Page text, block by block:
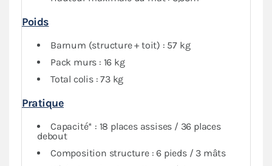
Poids
Barnum (structure + toit) : 57 kg
Pack murs : 16 kg
Total colis : 73 kg
Pratique
Capacité* : 18 places assises / 36 places
debout
Composition structure : 6 pieds / 3 mâts